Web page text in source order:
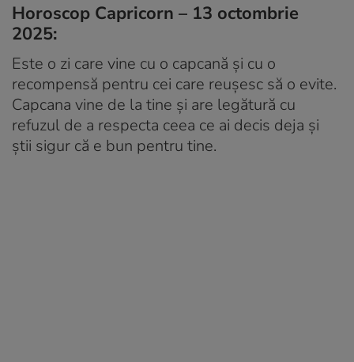
Horoscop Capricorn – 13 octombrie
2025:
Este o zi care vine cu o capcană și cu o
recompensă pentru cei care reușesc să o evite.
Capcana vine de la tine și are legătură cu
refuzul de a respecta ceea ce ai decis deja și
știi sigur că e bun pentru tine.